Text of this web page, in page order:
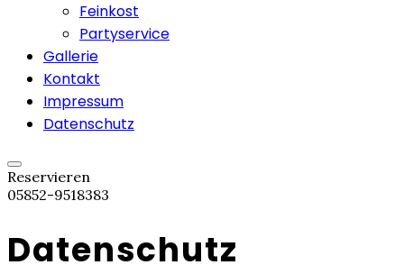
Feinkost
Partyservice
Gallerie
Kontakt
Impressum
Datenschutz
Reservieren
05852-9518383
Datenschutz